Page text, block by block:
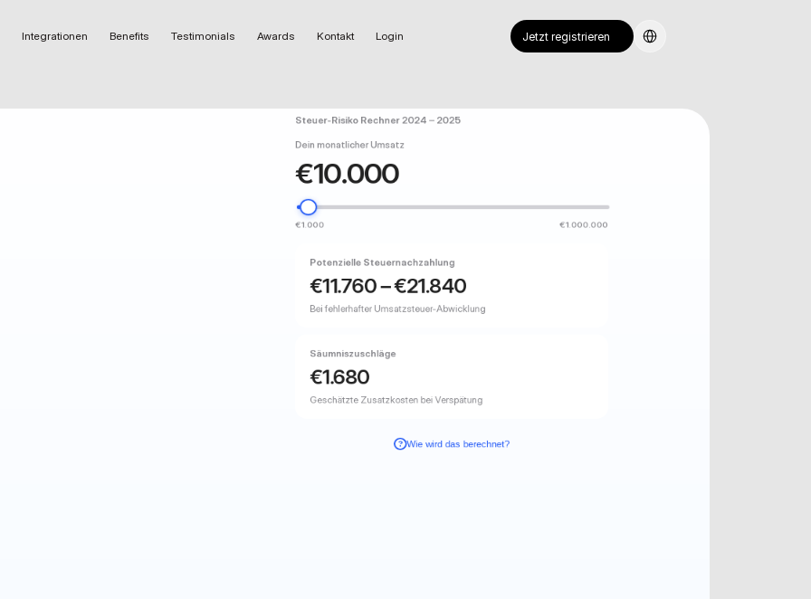
Integrationen Benefits Testimonials Awards Kontakt Login Jetzt registrieren
Steuer-Risiko Rechner 2024 – 2025
Dein monatlicher Umsatz
€10.000
€1.000 €1.000.000
Potenzielle Steuernachzahlung
€11.760– €21.840
Bei fehlerhafter Umsatzsteuer-Abwicklung
Säumniszuschläge
€1.680
Geschätzte Zusatzkosten bei Verspätung
? Wie wird das berechnet?